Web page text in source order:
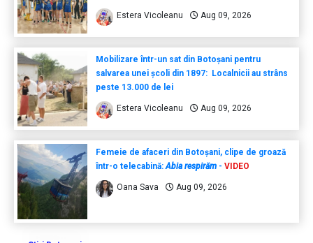
Estera Vicoleanu Aug 09, 2026
Mobilizare într-un sat din Botoșani pentru
salvarea unei școli din 1897: Localnicii au strâns
peste 13.000 de lei
Estera Vicoleanu Aug 09, 2026
Femeie de afaceri din Botoșani, clipe de groază
într-o telecabină: Abia respirăm - VIDEO
Oana Sava Aug 09, 2026